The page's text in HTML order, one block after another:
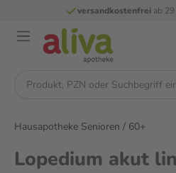
versandkostenfreiab 29
Hausapotheke Senioren / 60+
Lopedium akut